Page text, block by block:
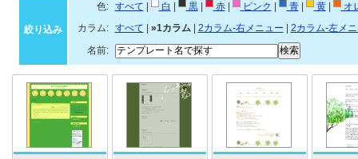
絞り込み
色: すべて 白 黒| 赤| ピンク 青| 黄|
オ
カラム:
すべて »1カラム| 2カラム-右メニュー
2カラム-左メ
名前: